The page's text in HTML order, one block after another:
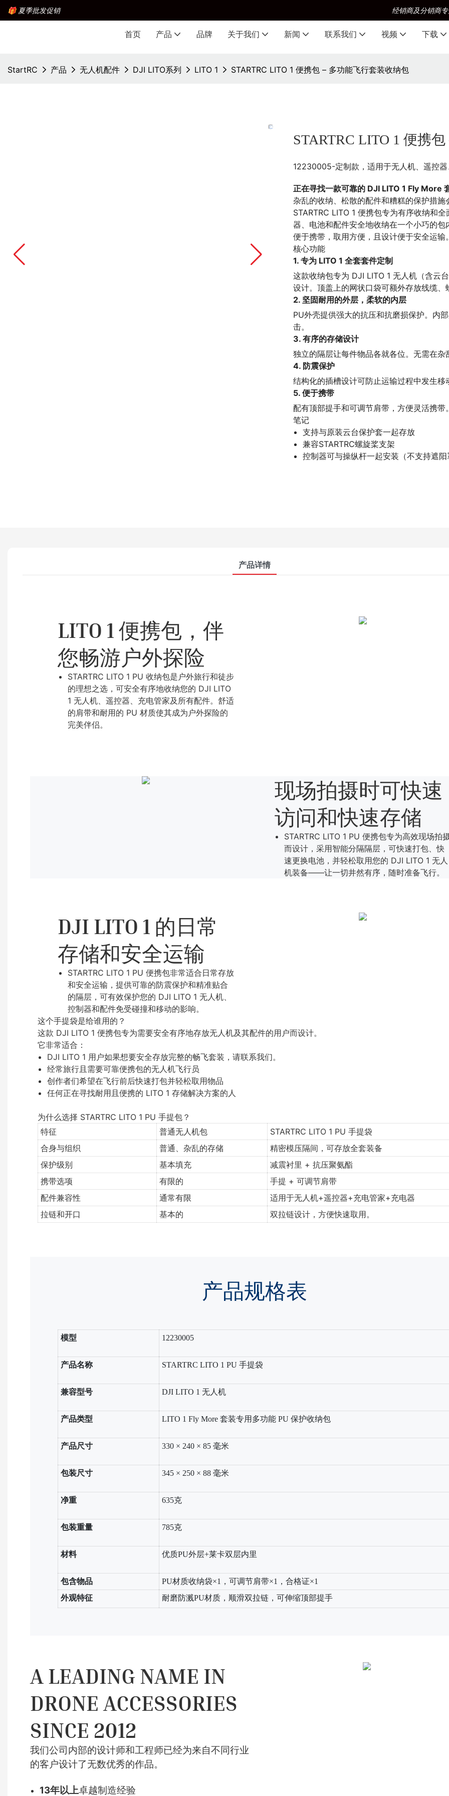
🎁 夏季批发促销 经销商及分销商
首页 产品 品牌 关于我们 新闻 联系我们 视频 下载
StartRC 产品 无人机配件 DJI LITO系列 LITO 1 STARTRC LITO 1 便携包 – 多功能飞行套装收纳包
STARTRC LITO 1 便携
12230005-定制款，适用于无人机、遥控
正在寻找一款可靠的 DJI LITO 1 Fly More
杂乱的收纳、松散的配件和糟糕的保护措
STARTRC LITO 1 便携包专为有序收纳和
器、电池和配件安全地收纳在一个小巧的包
便于携带，取用方便，且设计便于安全运输
核心功能
1. 专为 LITO 1 全套套件定制
这款收纳包专为 DJI LITO 1 无人机（含云
设计。顶盖上的网状口袋可额外存放线缆、
2. 坚固耐用的外层，柔软的内层
PU外壳提供强大的抗压和抗磨损保护。内
击。
3. 有序的存储设计
独立的隔层让每件物品各就各位。无需在
4. 防震保护
结构化的插槽设计可防止运输过程中发生
5. 便于携带
配有顶部提手和可调节肩带，方便灵活携
笔记
支持与原装云台保护套一起存放
兼容STARTRC螺旋桨支架
控制器可与操纵杆一起安装（不支持遮阳
产品详情
LITO 1 便携包，伴
您畅游户外探险
STARTRC LITO 1 PU 收纳包是户外旅行和徒步
的理想之选，可安全有序地收纳您的 DJI LITO
1 无人机、遥控器、充电管家及所有配件。舒适
的肩带和耐用的 PU 材质使其成为户外探险的
完美伴侣。
现场拍摄时可快速
访问和快速存储
STARTRC LITO 1 PU 便携包专为高效现场拍
而设计，采用智能分隔隔层，可快速打包、快
速更换电池，并轻松取用您的 DJI LITO 1 无人
机装备——让一切井然有序，随时准备飞行。
DJI LITO 1 的日常
存储和安全运输
STARTRC LITO 1 PU 便携包非常适合日常存放
和安全运输，提供可靠的防震保护和精准贴合
的隔层，可有效保护您的 DJI LITO 1 无人机、
控制器和配件免受碰撞和移动的影响。
这个手提袋是给谁用的？
这款 DJI LITO 1 便携包专为需要安全有序地存放无人机及其配件的用户而设计。
它非常适合：
DJI LITO 1 用户如果想要安全存放完整的畅飞套装，请联系我们。
经常旅行且需要可靠便携包的无人机飞行员
创作者们希望在飞行前后快速打包并轻松取用物品
任何正在寻找耐用且便携的 LITO 1 存储解决方案的人
为什么选择 STARTRC LITO 1 PU 手提包？
特征
普通无人机包
STARTRC LITO 1 PU 手提袋
合身与组织
普通、杂乱的存储
精密模压隔间，可存放全套装备
保护级别
基本填充
减震衬里 + 抗压聚氨酯
携带选项
有限的
手提 + 可调节肩带
配件兼容性
通常有限
适用于无人机+遥控器+充电管家+充电器
拉链和开口
基本的 双拉链设计，方便快速取用。
产品规格表
模型 12230005
产品名称 STARTRC LITO 1 PU 手提袋
兼容型号 DJI LITO 1 无人机
产品类型 LITO 1 Fly More 套装专用多功能 PU 保护收纳包
产品尺寸 330 × 240 × 85 毫米
包装尺寸 345 × 250 × 88 毫米
净重 635克
包装重量 785克
材料 优质PU外层+莱卡双层内里
包含物品
PU材质收纳袋×1，可调节肩带×1，合格证×1
外观特征
耐磨防溅PU材质，顺滑双拉链，可伸缩顶部提手
A LEADING NAME IN
DRONE ACCESSORIES
SINCE 2012
我们公司内部的设计师和工程师已经为来自不同行业
的客户设计了无数优秀的作品。
13年以上卓越制造经验